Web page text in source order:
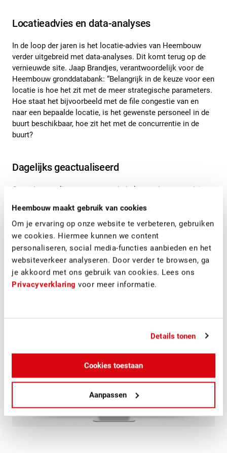
Heembouw maakt gebruik van cookies
Om je ervaring op onze website te verbeteren, gebruiken
we cookies. Hiermee kunnen we content
personaliseren, social media-functies aanbieden en het
websiteverkeer analyseren. Door verder te browsen, ga
je akkoord met ons gebruik van cookies. Lees ons
Privacyverklaring voor meer informatie.
Details tonen
Cookies toestaan
Aanpassen
Locatieadvies en data-analyses
In de loop der jaren is het locatie-advies van Heembouw
verder uitgebreid met data-analyses. Dit komt terug op de
vernieuwde site. Jaap Brandjes, verantwoordelijk voor de
Heembouw gronddatabank: “Belangrijk in de keuze voor een
locatie is hoe het zit met de meer strategische parameters.
Hoe staat het bijvoorbeeld met de file congestie van en
naar een bepaalde locatie, is het gewenste personeel in de
buurt beschikbaar, hoe zit het met de concurrentie in de
buurt?
Dagelijks geactualiseerd
Onze data-analisten geven met behulp van data een advies
strategische keuze te maken. Onze kavelrecords worden
dagelijks geactualiseerd. Met deze nieuwe versie van de
gronddatabank kunnen we onze klanten nog meer
toegevoegde waarde bieden.”
www.gronddatabank.nl
Speel af